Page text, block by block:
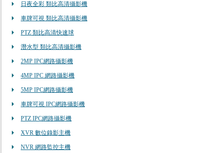
日夜全彩 類比高清攝影機
車牌可視 類比高清攝影機
PTZ 類比高清快速球
潛水型 類比高清攝影機
2MP IPC網路攝影機
4MP IPC 網路攝影機
5MP IPC網路攝影機
車牌可視 IPC網路攝影機
PTZ IPC網路攝影機
XVR 數位錄影主機
NVR 網路監控主機